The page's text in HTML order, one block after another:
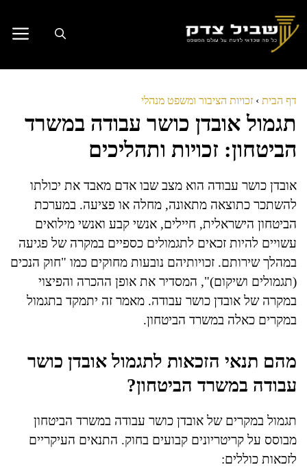
לתוכן
דף הבית › זכויות הציבור ומשפט מנהלי
תגמול אובדן כושר עבודה במשרד
הביטחון: זכויות ותהליכים
אובדן כושר עבודה הוא מצב שבו אדם מאבד את יכולתו
להשתכר כתוצאה מתאונה, מחלה או פציעה. במערכת
הביטחון הישראלית, חיילים, אנשי קבע ואנשי מילואים
עשויים להיות זכאים לתגמולים כספיים במקרה של פגיעה
במהלך שירותם. זכויותיהם נובעות מחוקים כמו "חוק הנכים
(תגמולים ושיקום)", המסדיר את אופן ההכרה והפיצוי
במקרה של אובדן כושר עבודה. מאמר זה יתמקד בתגמול
במקרים כאלה במשרד הביטחון.
מהם תנאי הזכאות לתגמול אובדן כושר
עבודה במשרד הביטחון?
תגמול במקרים של אובדן כושר עבודה במשרד הביטחון
מבוסס על קריטריונים קבועים בחוק. התנאים העיקריים
לזכאות כוללים: